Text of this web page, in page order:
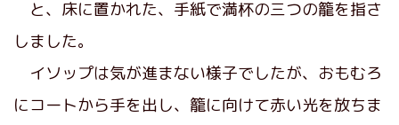
と、床に置かれた、手紙で満杯の三つの籠を指さ
しました。
イソップは気が進まない様子でしたが、おもむろ
にコートから手を出し、籠に向けて赤い光を放ちま